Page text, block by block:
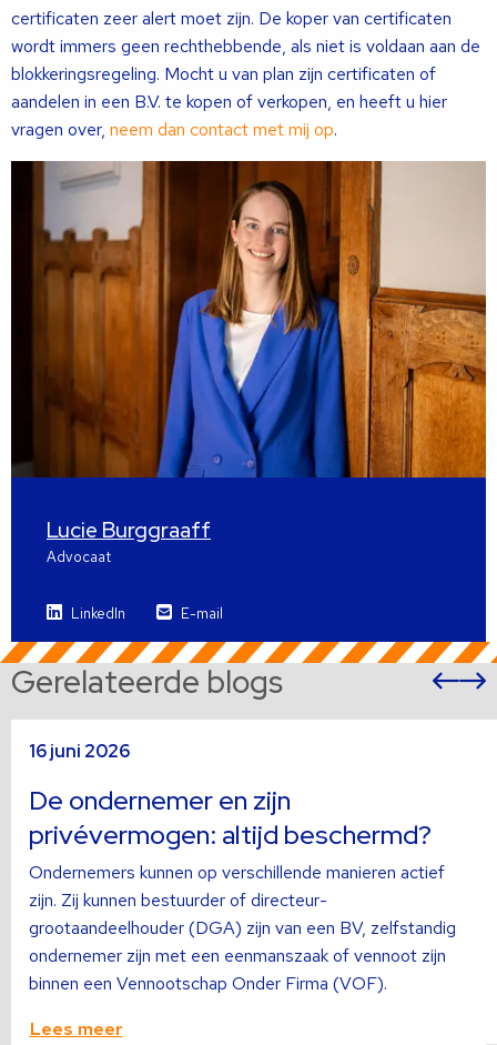
certificaten zeer alert moet zijn. De koper van certificaten
wordt immers geen rechthebbende, als niet is voldaan aan de
blokkeringsregeling. Mocht u van plan zijn certificaten of
aandelen in een B.V. te kopen of verkopen, en heeft u hier
vragen over, neem dan contact met mij op.
Lucie Burggraaff
Advocaat
LinkedIn E-mail
Gerelateerde blogs
16 juni 2026
De ondernemer en zijn
privévermogen: altijd beschermd?
Ondernemers kunnen op verschillende manieren actief
zijn. Zij kunnen bestuurder of directeur-
grootaandeelhouder (DGA) zijn van een BV, zelfstandig
ondernemer zijn met een eenmanszaak of vennoot zijn
binnen een Vennootschap Onder Firma (VOF).
Lees meer
meer